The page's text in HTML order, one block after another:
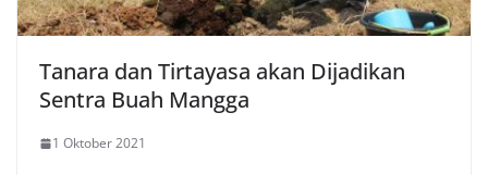
Tanara dan Tirtayasa akan Dijadikan
Sentra Buah Mangga
1 Oktober 2021